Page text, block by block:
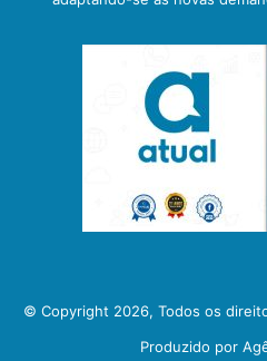
© Copyright 2026, Todos os
Produzido por